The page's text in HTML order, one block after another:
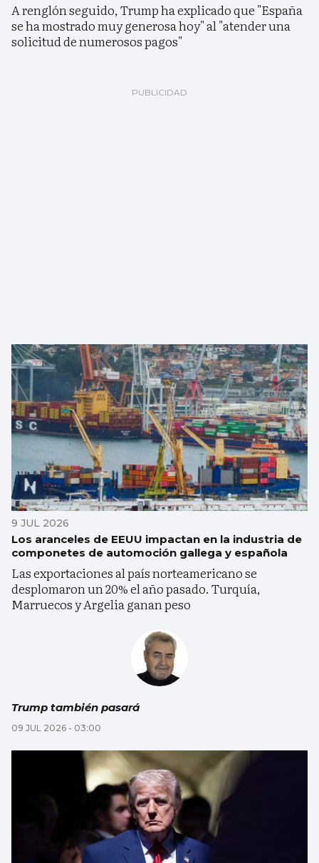
A renglón seguido, Trump ha explicado que "España
se ha mostrado muy generosa hoy" al "atender una
solicitud de numerosos pagos"
9 JUL 2026
Los aranceles de EEUU impactan en la industria de
componetes de automoción gallega y española
Las exportaciones al país norteamericano se
desplomaron un 20% el año pasado. Turquía,
Marruecos y Argelia ganan peso
Trump también pasará
09 JUL 2026 - 03:00